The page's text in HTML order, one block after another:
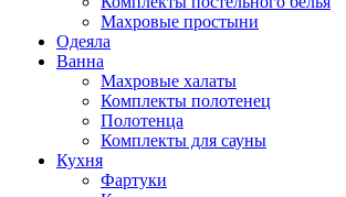
Махровые простыни
Одеяла
Ванна
Махровые халаты
Комплекты полотенец
Полотенца
Комплекты для сауны
Кухня
Фартуки